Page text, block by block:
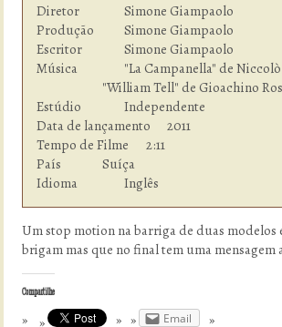
Diretor         	Simone Giampaolo
Produção        	Simone Giampaolo
Escritor        	Simone Giampaolo
Música          	"La Campanella" de Niccolò Paganini
"William Tell" de Gioachino
Estúdio  	        Independente
Data de lançamento      2011
Tempo de Filme    	2:11
País            	Suíça
Idioma  	        Inglês
Um stop motion na barriga de duas
brigam mas que no final tem uma mensagem
Compartilhe
Email